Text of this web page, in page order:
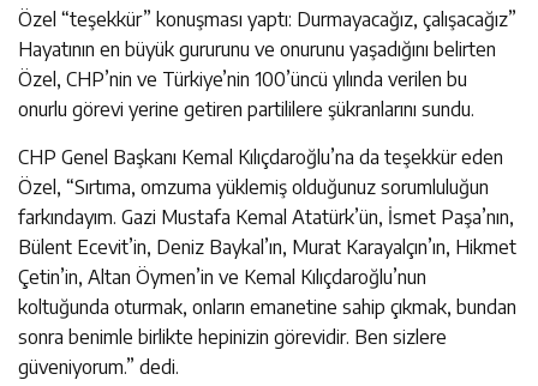
Özel “teşekkür” konuşması yaptı: Durmayacağız, çalışacağız”
Hayatının en büyük gururunu ve onurunu yaşadığını belirten
Özel, CHP’nin ve Türkiye’nin 100’üncü yılında verilen bu
onurlu görevi yerine getiren partililere şükranlarını sundu.
CHP Genel Başkanı Kemal Kılıçdaroğlu’na da teşekkür eden
Özel, “Sırtıma, omzuma yüklemiş olduğunuz sorumluluğun
farkındayım. Gazi Mustafa Kemal Atatürk’ün, İsmet Paşa’nın,
Bülent Ecevit’in, Deniz Baykal’ın, Murat Karayalçın’ın, Hikmet
Çetin’in, Altan Öymen’in ve Kemal Kılıçdaroğlu’nun
koltuğunda oturmak, onların emanetine sahip çıkmak, bundan
sonra benimle birlikte hepinizin görevidir. Ben sizlere
güveniyorum.” dedi.